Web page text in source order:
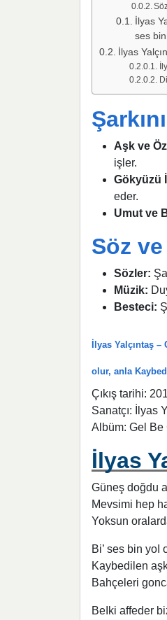
İlyas
ses
İlyas
Aşk ve
işler.
Gökyüzü
eder.
Umut ve
Söz
Sözler:
Müzik:
Besteci:
İlyas Yalçıntaş
olur, anla
Çıkış tarihi:
Sanatçı: İlyas
Albüm: Gel Be
İlyas
Güneş doğdu
Mevsimi hep
Yoksun
Bi’ ses bin yoI
Kaybedilen
Bahçeleri
BeIki affeder